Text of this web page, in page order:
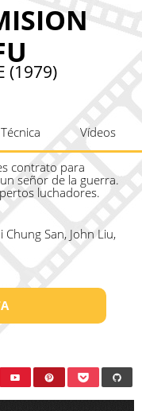
(1979)
Vídeos
contrato para
señor de la guerra.
luchadores.
Chung San, John Liu,